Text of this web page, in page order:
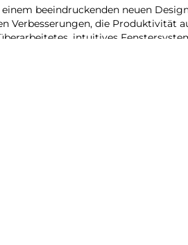
beeindruckenden neuen
Verbesserungen, die Produktivität
intuitives
je zuvor. Du kannst Pro Apps